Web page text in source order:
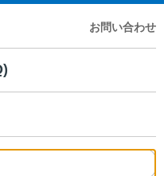
お問い合わせ